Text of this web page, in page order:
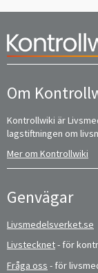
Om
Kontrollwiki är
lagstiftningen om
Mer om Kontrollwiki
Genvägar
Livsmedelsverket.se
Livstecknet- för
Fråga oss - för